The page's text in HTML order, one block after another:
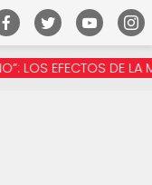
DE LA MANÓSFERA EN